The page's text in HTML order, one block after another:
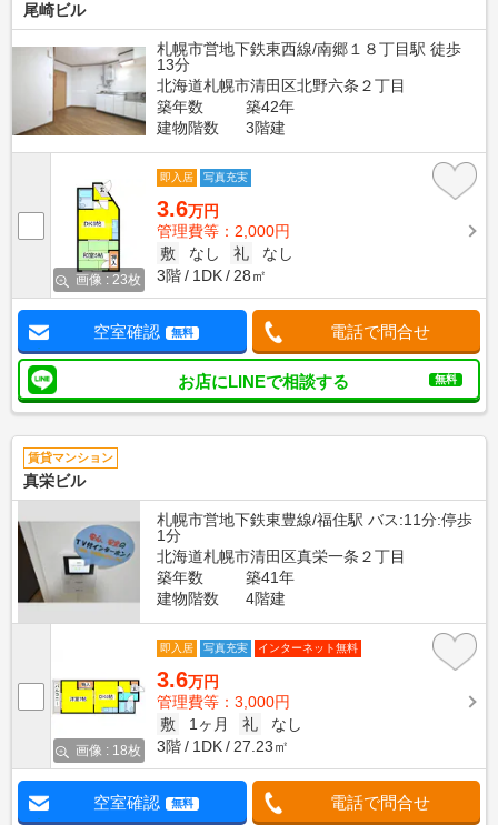
尾崎ビル
札幌市営地下鉄東西線/南郷１８丁目駅 徒歩
13分
北海道札幌市清田区北野六条２丁目
築年数
築42年
建物階数
3階建
画像 : 23枚
即入居 写真充実
3.6万円
管理費等：2,000円
敷
なし 礼
なし
3階
1DK 28㎡
空室確認 無料 電話で問合せ
お店にLINEで相談する 無料
賃貸マンション
真栄ビル
札幌市営地下鉄東豊線/福住駅 バス:11分:停歩
1分
北海道札幌市清田区真栄一条２丁目
築年数
築41年
建物階数
4階建
画像 : 18枚
即入居 写真充実 インターネット無料
3.6万円
管理費等：3,000円
敷
1ヶ月 礼
なし
3階
1DK 27.23㎡
空室確認 無料 電話で問合せ